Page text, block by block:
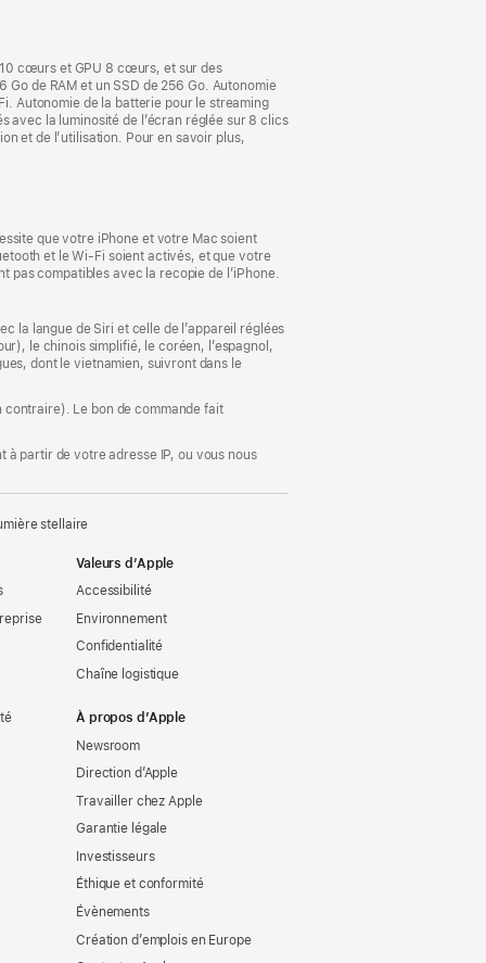
10 cœurs et GPU 8 cœurs, et sur des
de RAM et un SSD de 256 Go. Autonomie
Autonomie de la batterie pour le streaming
avec la luminosité de l’écran réglée sur 8 clics
et de l’utilisation. Pour en savoir plus,
que votre iPhone et votre Mac soient
et le Wi-Fi soient activés, et que votre
pas compatibles avec la recopie de l’iPhone.
la langue de Siri et celle de l’appareil réglées
le chinois simplifié, le coréen, l’espagnol,
dont le vietnamien, suivront dans le
contraire). Le bon de commande fait
partir de votre adresse IP, ou vous nous
stellaire
Valeurs d’Apple
Accessibilité
Environnement
Confidentialité
Chaîne logistique
À propos d’Apple
Newsroom
Direction d’Apple
Travailler chez Apple
Garantie légale
Investisseurs
Éthique et conformité
Évènements
Création d’emplois en Europe